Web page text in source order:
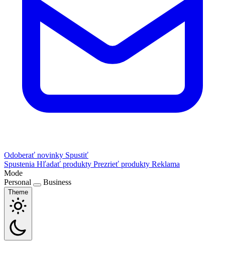
Odoberať novinky Spustiť
Spustenia Hľadať produkty Prezrieť produkty Reklama
Mode
Personal
Business
Theme